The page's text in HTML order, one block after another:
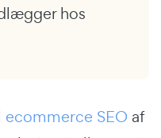
hos
SEO af